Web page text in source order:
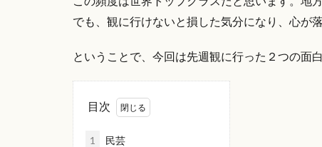
でも、観に行けないと損した気分になり、心が
ということで、今回は先週観に行った２つの面
目次
1 民芸